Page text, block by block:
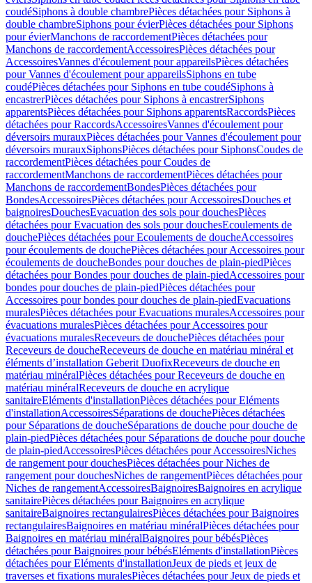
coudéSiphons à double chambrePièces détachées pour Siphons à
double chambreSiphons pour évierPièces détachées pour Siphons
pour évierManchons de raccordementPièces détachées pour
Manchons de raccordementAccessoiresPièces détachées pour
AccessoiresVannes d'écoulement pour appareilsPièces détachées
pour Vannes d'écoulement pour appareilsSiphons en tube
coudéPièces détachées pour Siphons en tube coudéSiphons à
encastrerPièces détachées pour Siphons à encastrerSiphons
apparentsPièces détachées pour Siphons apparentsRaccordsPièces
détachées pour RaccordsAccessoiresVannes d'écoulement pour
déversoirs murauxPièces détachées pour Vannes d'écoulement pour
déversoirs murauxSiphonsPièces détachées pour SiphonsCoudes de
raccordementPièces détachées pour Coudes de
raccordementManchons de raccordementPièces détachées pour
Manchons de raccordementBondesPièces détachées pour
BondesAccessoiresPièces détachées pour AccessoiresDouches et
baignoiresDouchesEvacuation des sols pour douchesPièces
détachées pour Evacuation des sols pour douchesEcoulements de
douchePièces détachées pour Ecoulements de doucheAccessoires
pour écoulements de douchePièces détachées pour Accessoires pour
écoulements de doucheBondes pour douches de plain-piedPièces
détachées pour Bondes pour douches de plain-piedAccessoires pour
bondes pour douches de plain-piedPièces détachées pour
Accessoires pour bondes pour douches de plain-piedEvacuations
muralesPièces détachées pour Evacuations muralesAccessoires pour
évacuations muralesPièces détachées pour Accessoires pour
évacuations muralesReceveurs de douchePièces détachées pour
Receveurs de doucheReceveurs de douche en matériau minéral et
éléments d’installation Geberit DuofixReceveurs de douche en
matériau minéralPièces détachées pour Receveurs de douche en
matériau minéralReceveurs de douche en acrylique
sanitaireEléments d'installationPièces détachées pour Eléments
d'installationAccessoiresSéparations de douchePièces détachées
pour Séparations de doucheSéparations de douche pour douche de
plain-piedPièces détachées pour Séparations de douche pour douche
de plain-piedAccessoiresPièces détachées pour AccessoiresNiches
de rangement pour douchesPièces détachées pour Niches de
rangement pour douchesNiches de rangementPièces détachées pour
Niches de rangementAccessoiresBaignoiresBaignoires en acrylique
sanitairePièces détachées pour Baignoires en acrylique
sanitaireBaignoires rectangulairesPièces détachées pour Baignoires
rectangulairesBaignoires en matériau minéralPièces détachées pour
Baignoires en matériau minéralBaignoires pour bébésPièces
détachées pour Baignoires pour bébésEléments d'installationPièces
détachées pour Eléments d'installationJeux de pieds et jeux de
traverses et fixations muralesPièces détachées pour Jeux de pieds et